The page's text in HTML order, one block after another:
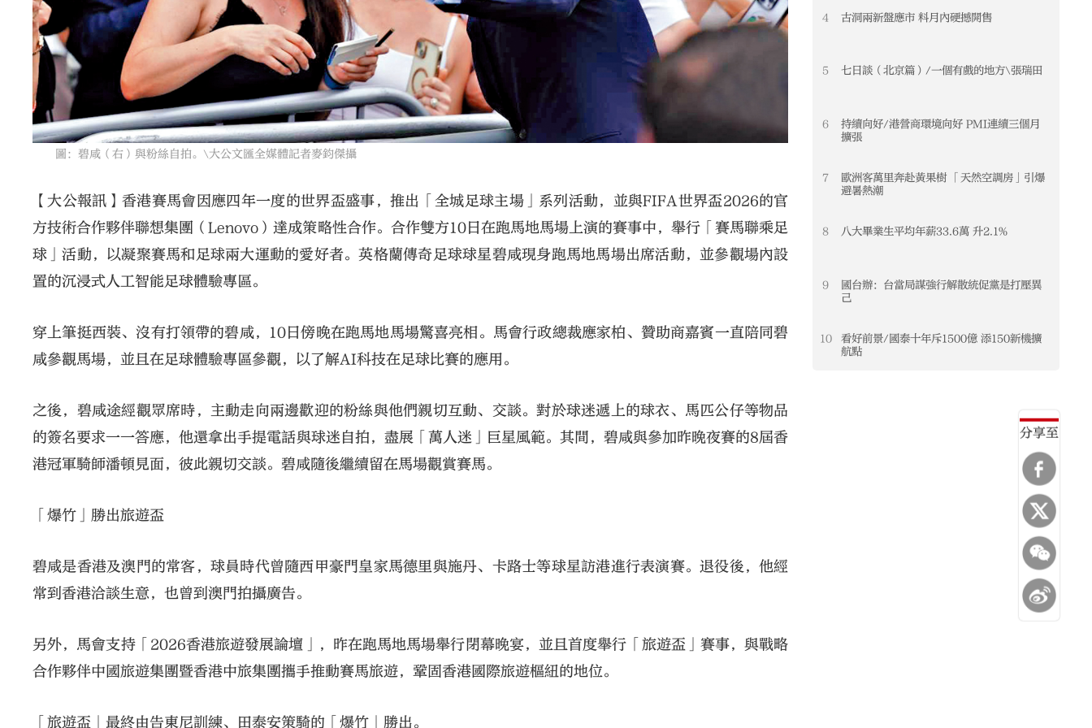
分享至
圖：碧咸（右）與粉絲自拍。\大公文匯全媒體記者麥鈞傑攝
【大公報訊】香港賽馬會因應四年一度的世界盃盛事，推出「全城足球主場」系列活動，並與FIFA世界盃2026的官
方技術合作夥伴聯想集團（Lenovo）達成策略性合作。合作雙方10日在跑馬地馬場上演的賽事中，舉行「賽馬聯乘足
球」活動，以凝聚賽馬和足球兩大運動的愛好者。英格蘭傳奇足球球星碧咸現身跑馬地馬場出席活動，並參觀場內設
置的沉浸式人工智能足球體驗專區。
穿上筆挺西裝、沒有打領帶的碧咸，10日傍晚在跑馬地馬場驚喜亮相。馬會行政總裁應家柏、贊助商嘉賓一直陪同碧
咸參觀馬場，並且在足球體驗專區參觀，以了解AI科技在足球比賽的應用。
之後，碧咸途經觀眾席時，主動走向兩邊歡迎的粉絲與他們親切互動、交談。對於球迷遞上的球衣、馬匹公仔等物品
的簽名要求一一答應，他還拿出手提電話與球迷自拍，盡展「萬人迷」巨星風範。其間，碧咸與參加昨晚夜賽的8屆香
港冠軍騎師潘頓見面，彼此親切交談。碧咸隨後繼續留在馬場觀賞賽馬。
「爆竹」勝出旅遊盃
碧咸是香港及澳門的常客，球員時代曾隨西甲豪門皇家馬德里與施丹、卡路士等球星訪港進行表演賽。退役後，他經
常到香港洽談生意，也曾到澳門拍攝廣告。
另外，馬會支持「2026香港旅遊發展論壇」，昨在跑馬地馬場舉行閉幕晚宴，並且首度舉行「旅遊盃」賽事，與戰略
合作夥伴中國旅遊集團暨香港中旅集團攜手推動賽馬旅遊，鞏固香港國際旅遊樞紐的地位。
「旅遊盃」最終由告東尼訓練、田泰安策騎的「爆竹」勝出。
4 古洞兩新盤應市 料月內硬撼開售
5 七日談（北京篇）/一個有戲的地方\張瑞田
6
持續向好/港營商環境向好 PMI連續三個月
擴張
7
歐洲客萬里奔赴黃果樹 「天然空調房」引爆
避暑熱潮
8 八大畢業生平均年薪33.6萬 升2.1%
9
國台辦：台當局謀強行解散統促黨是打壓異
己
10
看好前景/國泰十年斥1500億 添150新機擴
航點